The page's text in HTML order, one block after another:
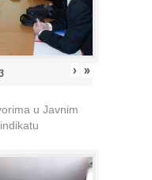
3 › »
u Javnim